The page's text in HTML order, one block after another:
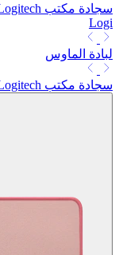
سجادة مكتب Logitech - سلسلة Studio
Logi
لبادة الماوس
سجادة مكتب Logitech - سلسلة Studio